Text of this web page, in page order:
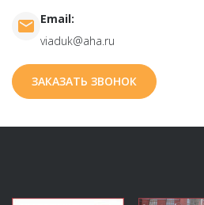
Email:
viaduk@aha.ru
ЗАКАЗАТЬ ЗВОНОК